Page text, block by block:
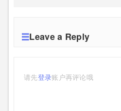
Leave a Reply
请先登录账户再评论哦